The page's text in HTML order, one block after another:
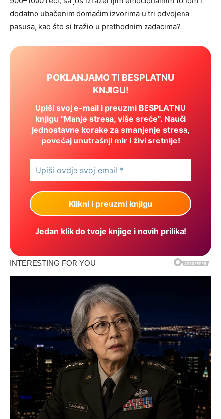
dodatno ubačenim domaćim izvorima u tri odvojena
pasusa, kao što si tražio u prethodnim zadacima?
POKLANJAMO TI BESPLATNU
KNJIGU!
Upiši svoj e-mail i preuzmi BESPLATNU
knjigu "Manje stresa, više sreće". Nauči
jednostavne korake za smanjenje stresa,
povećaj unutrašnji mir i živi sretnije!
Jedan klik do tvoje knjige i novih prilika!